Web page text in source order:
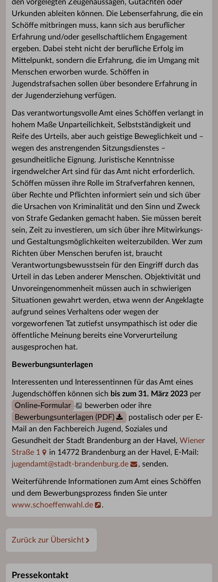
den vorgelegten Zeugenaussagen, Gutachten oder
Urkunden ableiten können. Die Lebenserfahrung, die ein
Schöffe mitbringen muss, kann sich aus beruflicher
Erfahrung und/oder gesellschaftlichem Engagement
ergeben. Dabei steht nicht der berufliche Erfolg im
Mittelpunkt, sondern die Erfahrung, die im Umgang mit
Menschen erworben wurde. Schöffen in
Jugendstrafsachen sollen über besondere Erfahrung in
der Jugenderziehung verfügen.
Das verantwortungsvolle Amt eines Schöffen verlangt in
hohem Maße Unparteilichkeit, Selbstständigkeit und
Reife des Urteils, aber auch geistige Beweglichkeit und –
wegen des anstrengenden Sitzungsdienstes –
gesundheitliche Eignung. Juristische Kenntnisse
irgendwelcher Art sind für das Amt nicht erforderlich.
Schöffen müssen ihre Rolle im Strafverfahren kennen,
über Rechte und Pflichten informiert sein und sich über
die Ursachen von Kriminalität und den Sinn und Zweck
von Strafe Gedanken gemacht haben. Sie müssen bereit
sein, Zeit zu investieren, um sich über ihre Mitwirkungs-
und Gestaltungsmöglichkeiten weiterzubilden. Wer zum
Richten über Menschen berufen ist, braucht
Verantwortungsbewusstsein für den Eingriff durch das
Urteil in das Leben anderer Menschen. Objektivität und
Unvoreingenommenheit müssen auch in schwierigen
Situationen gewahrt werden, etwa wenn der Angeklagte
aufgrund seines Verhaltens oder wegen der
vorgeworfenen Tat zutiefst unsympathisch ist oder die
öffentliche Meinung bereits eine Vorverurteilung
ausgesprochen hat.
Bewerbungsunterlagen
Interessenten und Interessentinnen für das Amt eines
Jugendschöffen können sich bis zum 31. März 2023 per
Online-Formular
bewerben oder ihre
Bewerbungsunterlagen (PDF)
postalisch oder per E-
Mail an den Fachbereich Jugend, Soziales und
Gesundheit der Stadt Brandenburg an der Havel, Wiener
Straße 1
in 14772 Brandenburg an der Havel, E-Mail:
jugendamt@stadt-brandenburg.de , senden.
Weiterführende Informationen zum Amt eines Schöffen
und dem Bewerbungsprozess finden Sie unter
www.schoeffenwahl.de
.
Zurück zur Übersicht
Pressekontakt